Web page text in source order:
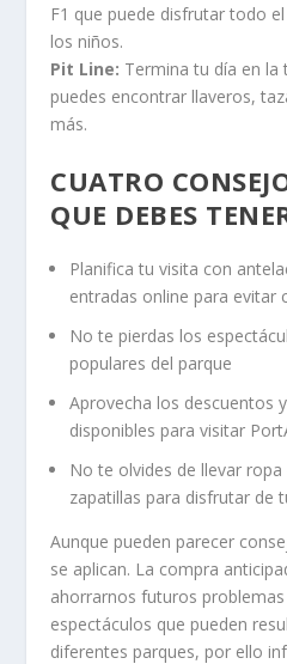
F1 que puede disfrutar todo
los niños.
Pit Line: Termina tu día en la
puedes encontrar llaveros,
más.
CUATRO
QUE DEBES
Planifica tu visita con antel
entradas online para evitar
No te pierdas los espectácul
populares del parque
Aprovecha los descuentos y
disponibles para visitar Port
No te olvides de llevar ropa
zapatillas para disfrutar de t
Aunque pueden parecer
se aplican. La compra
ahorrarnos futuros problemas
espectáculos que pueden
diferentes parques, por ello